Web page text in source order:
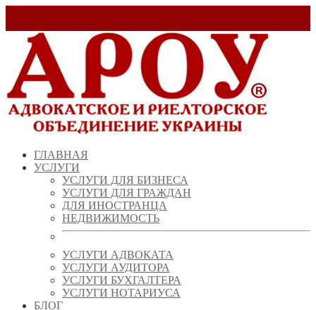
ГЛАВНАЯ
УСЛУГИ
УСЛУГИ ДЛЯ БИЗНЕСА
УСЛУГИ ДЛЯ ГРАЖДАН
ДЛЯ ИНОСТРАНЦА
НЕДВИЖИМОСТЬ
УСЛУГИ АДВОКАТА
УСЛУГИ АУДИТОРА
УСЛУГИ БУХГАЛТЕРА
УСЛУГИ НОТАРИУСА
БЛОГ